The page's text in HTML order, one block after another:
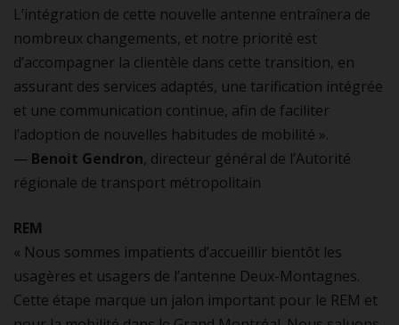
L’intégration de cette nouvelle antenne entraînera de
nombreux changements, et notre priorité est
d’accompagner la clientèle dans cette transition, en
assurant des services adaptés, une tarification intégrée
et une communication continue, afin de faciliter
l’adoption de nouvelles habitudes de mobilité ».
— Benoit Gendron, directeur général de l’Autorité
régionale de transport métropolitain
REM
« Nous sommes impatients d’accueillir bientôt les
usagères et usagers de l’antenne Deux-Montagnes.
Cette étape marque un jalon important pour le REM et